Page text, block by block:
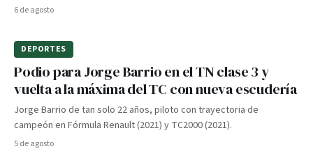
6 de agosto
DEPORTES
Podio para Jorge Barrio en el TN clase 3 y
vuelta a la máxima del TC con nueva escudería
Jorge Barrio de tan solo 22 años, piloto con trayectoria de
campeón en Fórmula Renault (2021) y TC2000 (2021).
5 de agosto